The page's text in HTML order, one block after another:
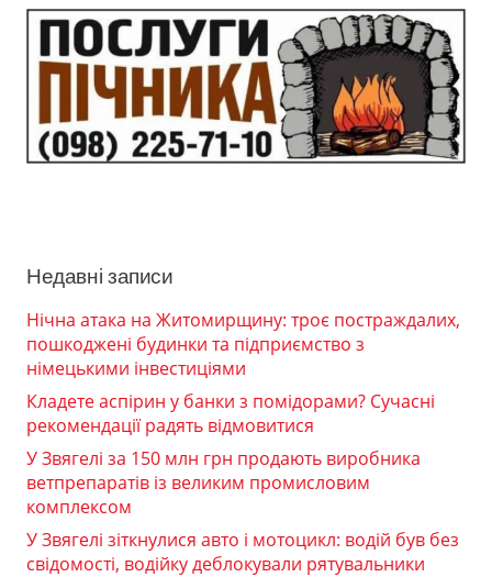
Недавні записи
Нічна атака на Житомирщину: троє постраждалих,
пошкоджені будинки та підприємство з
німецькими інвестиціями
Кладете аспірин у банки з помідорами? Сучасні
рекомендації радять відмовитися
У Звягелі за 150 млн грн продають виробника
ветпрепаратів із великим промисловим
комплексом
У Звягелі зіткнулися авто і мотоцикл: водій був без
свідомості, водійку деблокували рятувальники